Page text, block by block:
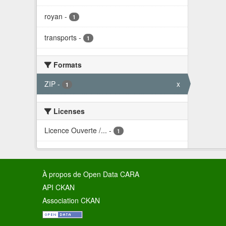
royan - 1
transports - 1
Formats
ZIP - 1 x
Licenses
Licence Ouverte /... - 1
À propos de Open Data CARA
API CKAN
Association CKAN